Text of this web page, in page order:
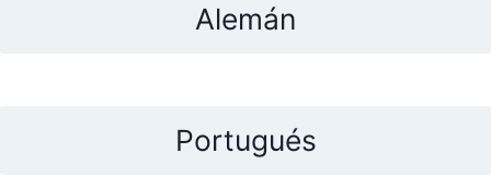
Alemán
Portugués